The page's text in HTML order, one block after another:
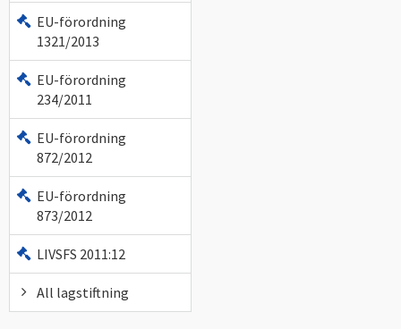
EU-förordning
1321/2013
EU-förordning
234/2011
EU-förordning
872/2012
EU-förordning
873/2012
LIVSFS 2011:12
All lagstiftning